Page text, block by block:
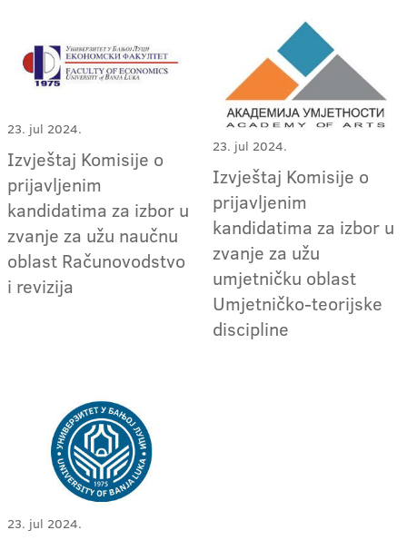
23. jul 2024.
Izvještaj Komisije o
prijavljenim
kandidatima za izbor u
zvanje za užu naučnu
oblast Računovodstvo
i revizija
23. jul 2024.
Izvještaj Komisije o
prijavljenim
kandidatima za izbor u
zvanje za užu
umjetničku oblast
Umjetničko-teorijske
discipline
23. jul 2024.